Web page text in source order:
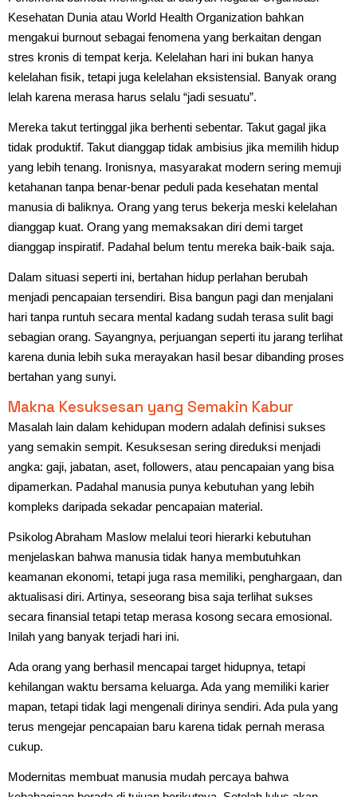
Kesehatan Dunia atau World Health Organization bahkan
mengakui burnout sebagai fenomena yang berkaitan dengan
stres kronis di tempat kerja. Kelelahan hari ini bukan hanya
kelelahan fisik, tetapi juga kelelahan eksistensial. Banyak orang
lelah karena merasa harus selalu “jadi sesuatu”.
Mereka takut tertinggal jika berhenti sebentar. Takut gagal jika
tidak produktif. Takut dianggap tidak ambisius jika memilih hidup
yang lebih tenang. Ironisnya, masyarakat modern sering memuji
ketahanan tanpa benar-benar peduli pada kesehatan mental
manusia di baliknya. Orang yang terus bekerja meski kelelahan
dianggap kuat. Orang yang memaksakan diri demi target
dianggap inspiratif. Padahal belum tentu mereka baik-baik saja.
Dalam situasi seperti ini, bertahan hidup perlahan berubah
menjadi pencapaian tersendiri. Bisa bangun pagi dan menjalani
hari tanpa runtuh secara mental kadang sudah terasa sulit bagi
sebagian orang. Sayangnya, perjuangan seperti itu jarang terlihat
karena dunia lebih suka merayakan hasil besar dibanding proses
bertahan yang sunyi.
Makna Kesuksesan yang Semakin Kabur
Masalah lain dalam kehidupan modern adalah definisi sukses
yang semakin sempit. Kesuksesan sering direduksi menjadi
angka: gaji, jabatan, aset, followers, atau pencapaian yang bisa
dipamerkan. Padahal manusia punya kebutuhan yang lebih
kompleks daripada sekadar pencapaian material.
Psikolog Abraham Maslow melalui teori hierarki kebutuhan
menjelaskan bahwa manusia tidak hanya membutuhkan
keamanan ekonomi, tetapi juga rasa memiliki, penghargaan, dan
aktualisasi diri. Artinya, seseorang bisa saja terlihat sukses
secara finansial tetapi tetap merasa kosong secara emosional.
Inilah yang banyak terjadi hari ini.
Ada orang yang berhasil mencapai target hidupnya, tetapi
kehilangan waktu bersama keluarga. Ada yang memiliki karier
mapan, tetapi tidak lagi mengenali dirinya sendiri. Ada pula yang
terus mengejar pencapaian baru karena tidak pernah merasa
cukup.
Modernitas membuat manusia mudah percaya bahwa